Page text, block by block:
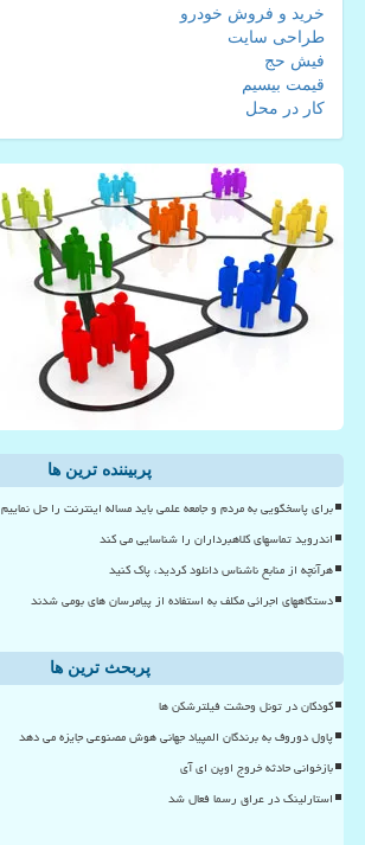
خرید و فروش خودرو
طراحی سایت
فیش حج
قیمت بیسیم
کار در محل
پربیننده ترین ها
برای پاسخگویی به مردم و جامعه علمی باید مساله اینترنت را حل نماییم
اندروید تماسهای کلاهبرداران را شناسایی می کند
هرآنچه از منابع ناشناس دانلود کردید، پاک کنید
دستگاههای اجرائی مکلف به استفاده از پیامرسان های بومی شدند
پربحث ترین ها
کودکان در تونل وحشت فیلترشکن ها
پاول دوروف به برندگان المپیاد جهانی هوش مصنوعی جایزه می دهد
بازخوانی حادثه خروج اوپن ای آی
استارلینک در عراق رسما فعال شد